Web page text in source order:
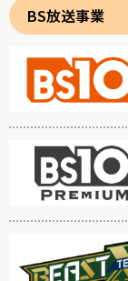
BS放送事業